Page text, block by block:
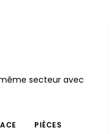
secteur avec
PIÈCES